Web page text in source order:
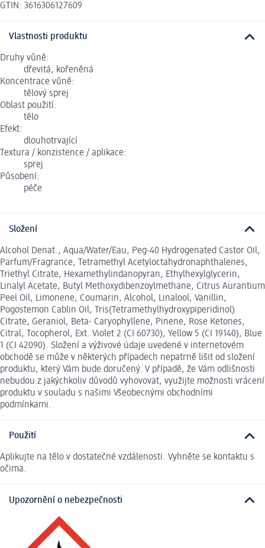
GTIN: 3616306127609
Vlastnosti produktu
Druhy vůně:
dřevitá, kořeněná
Koncentrace vůně:
tělový sprej
Oblast použití:
tělo
Efekt:
dlouhotrvající
Textura / konzistence / aplikace:
sprej
Působení:
péče
Složení
Alcohol Denat., Aqua/Water/Eau, Peg-40 Hydrogenated Castor Oil,
Parfum/Fragrance, Tetramethyl Acetyloctahydronaphthalenes,
Triethyl Citrate, Hexamethylindanopyran, Ethylhexylglycerin,
Linalyl Acetate, Butyl Methoxydibenzoylmethane, Citrus Aurantium
Peel Oil, Limonene, Coumarin, Alcohol, Linalool, Vanillin,
Pogostemon Cablin Oil, Tris(Tetramethylhydroxypiperidinol)
Citrate, Geraniol, Beta- Caryophyllene, Pinene, Rose Ketones,
Citral, Tocopherol, Ext. Violet 2 (CI 60730), Yellow 5 (CI 19140), Blue
1 (CI 42090). Složení a výživové údaje uvedené v internetovém
obchodě se může v některých případech nepatrně lišit od složení
produktu, který Vám bude doručený. V případě, že Vám odlišnosti
nebudou z jakýchkoliv důvodů vyhovovat, využijte možnosti vrácení
produktu v souladu s našimi Všeobecnými obchodními
podmínkami.
Použití
Aplikujte na tělo v dostatečné vzdálenosti. Vyhněte se kontaktu s
očima.
Upozornění o nebezpečnosti